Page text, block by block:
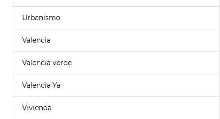
Urbanismo
Valencia
Valencia verde
Valencia Ya
Vivienda